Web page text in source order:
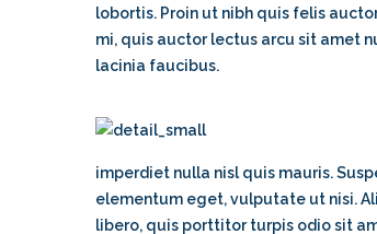
lobortis. Proin ut nibh quis felis
mi, quis auctor lectus arcu sit amet
lacinia faucibus.
imperdiet nulla nisl quis mauris.
elementum eget, vulputate ut nisi.
libero, quis porttitor turpis odio sit